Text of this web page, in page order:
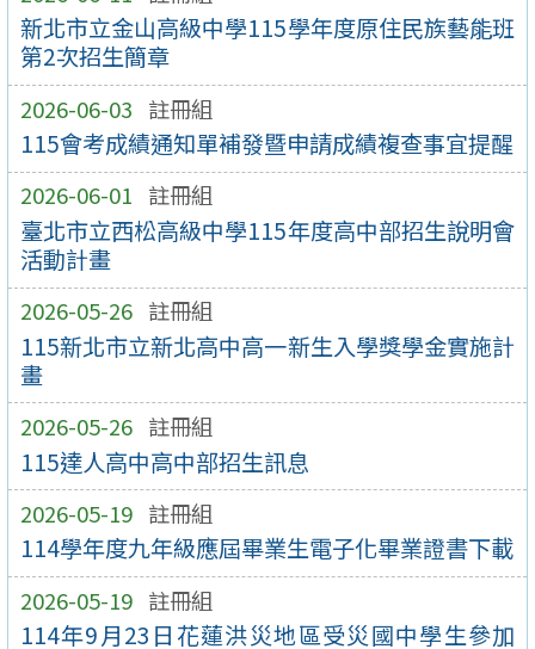
新北市立金山高級中學115學年度原住民族藝能班
第2次招生簡章
2026-06-03 註冊組
115會考成績通知單補發暨申請成績複查事宜提醒
2026-06-01 註冊組
臺北市立西松高級中學115年度高中部招生說明會
活動計畫
2026-05-26 註冊組
115新北市立新北高中高一新生入學獎學金實施計
畫
2026-05-26 註冊組
115達人高中高中部招生訊息
2026-05-19 註冊組
114學年度九年級應屆畢業生電子化畢業證書下載
2026-05-19 註冊組
114年9月23日花蓮洪災地區受災國中學生參加